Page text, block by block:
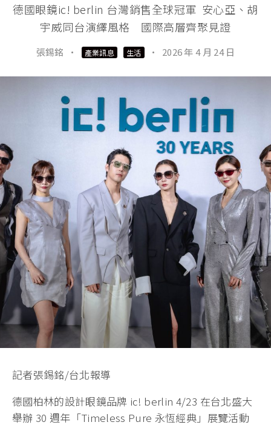
德國眼鏡ic! berlin 台灣銷售全球冠軍 安心亞、胡
宇威同台演繹風格 國際高層齊聚見證
張錫銘 · 產業訊息 生活 · 2026 年 4 月 24 日
記者張錫銘/台北報導
德國柏林的設計眼鏡品牌 ic! berlin 4/23 在台北盛大
舉辦 30 週年「Timeless Pure 永恆經典」展覽活動